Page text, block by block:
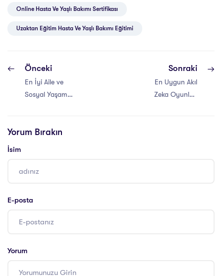
Online Hasta Ve Yaşlı Bakımı Sertifikası
Uzaktan Eğitim Hasta Ve Yaşlı Bakımı Eğitimi
Önceki
En İyi Aile ve
Sosyal Yaşam
Sonraki
En Uygun Akıl
Zeka Oyunları
Yorum Bırakın
İsim
E-posta
Yorum